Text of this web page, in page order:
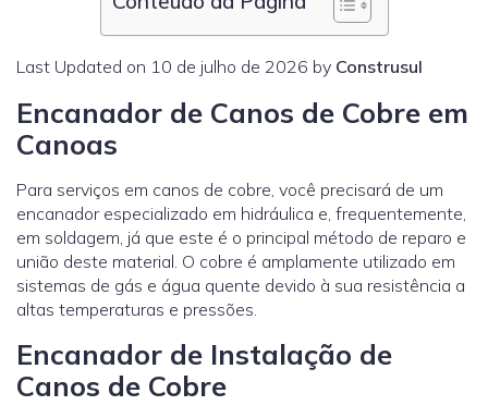
Last Updated on 10 de julho de 2026 by Construsul
Encanador de Canos de Cobre em
Canoas
Para serviços em canos de cobre, você precisará de um
encanador especializado em hidráulica e, frequentemente,
em soldagem, já que este é o principal método de reparo e
união deste material. O cobre é amplamente utilizado em
sistemas de gás e água quente devido à sua resistência a
altas temperaturas e pressões.
Encanador de Instalação de
Canos de Cobre